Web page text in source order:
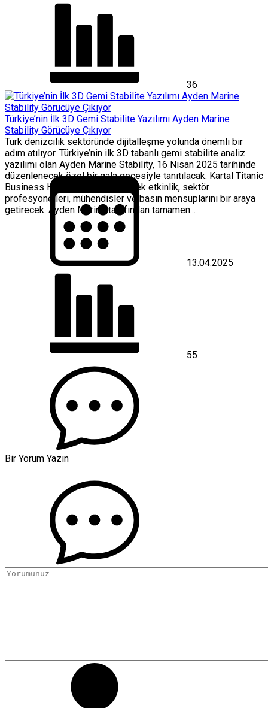
36
Türkiye’nin İlk 3D Gemi Stabilite Yazılımı Ayden Marine
Stability Görücüye Çıkıyor
Türk denizcilik sektöründe dijitalleşme yolunda önemli bir
adım atılıyor. Türkiye’nin ilk 3D tabanlı gemi stabilite analiz
yazılımı olan Ayden Marine Stability, 16 Nisan 2025 tarihinde
düzenlenecek özel bir gala gecesiyle tanıtılacak. Kartal Titanic
Business Hotel’de gerçekleşecek etkinlik, sektör
profesyonelleri, mühendisler ve basın mensuplarını bir araya
getirecek. Ayden Marine tarafından tamamen...
13.04.2025
55
Bir Yorum Yazın